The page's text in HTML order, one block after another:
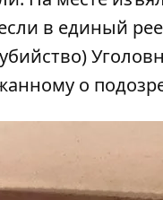
в единый
о